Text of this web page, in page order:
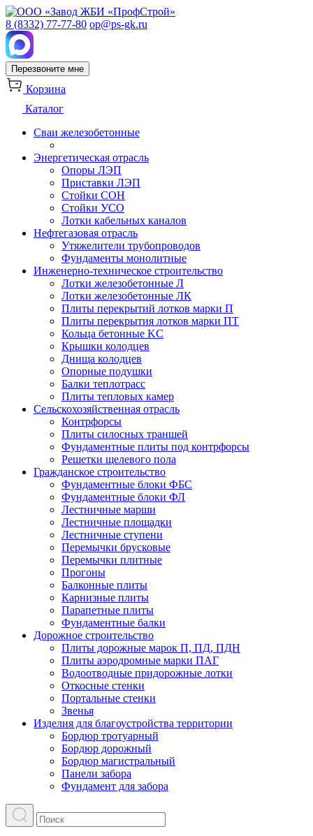
8 (8332) 77-77-80 op@ps-gk.ru
Перезвоните мне
Корзина
Каталог
Сваи железобетонные
Энергетическая отрасль
Опоры ЛЭП
Приставки ЛЭП
Стойки СОН
Стойки УСО
Лотки кабельных каналов
Нефтегазовая отрасль
Утяжелители трубопроводов
Фундаменты монолитные
Инженерно-техническое строительство
Лотки железобетонные Л
Лотки железобетонные ЛК
Плиты перекрытий лотков марки П
Плиты перекрытия лотков марки ПТ
Кольца бетонные KC
Крышки колодцев
Днища колодцев
Опорные подушки
Балки теплотрасс
Плиты тепловых камер
Сельскохозяйственная отрасль
Контрфорсы
Плиты силосных траншей
Фундаментные плиты под контрфорсы
Решетки щелевого пола
Гражданское строительство
Фундаментные блоки ФБС
Фундаментные блоки ФЛ
Лестничные марши
Лестничные площадки
Лестничные ступени
Перемычки брусковые
Перемычки плитные
Прогоны
Балконные плиты
Карнизные плиты
Парапетные плиты
Фундаментные балки
Дорожное строительство
Плиты дорожные марок П, ПД, ПДН
Плиты аэродромные марки ПАГ
Водоотводные придорожные лотки
Откосные стенки
Портальные стенки
Звенья
Изделия для благоустройства территории
Бордюр тротуарный
Бордюр дорожный
Бордюр магистральный
Панели забора
Фундамент для забора